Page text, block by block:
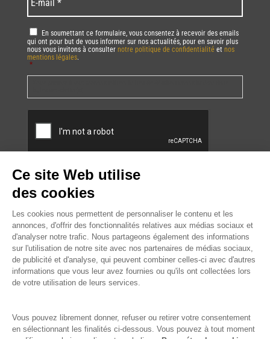
mail *
RGPD *
En soumettant ce formulaire, vous consentez à recevoir des emails
qui ont pour but de vous informer sur nos actualités, pour en savoir plus
nous vous invitons à consulter notre politique de confidentialité et nos
mentions légales.
*
L’ABUS D’ALCOOL EST
MODÉRATION.